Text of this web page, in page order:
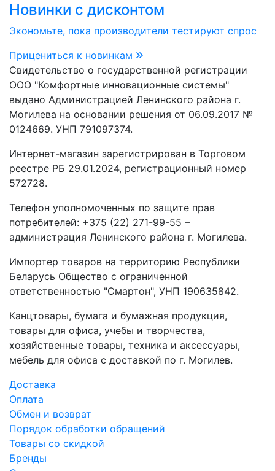
Новинки с дисконтом
Экономьте, пока производители тестируют спрос
Прицениться к новинкам
Свидетельство о государственной регистрации
ООО "Комфортные инновационные системы"
выдано Администрацией Ленинского района г.
Могилева на основании решения от 06.09.2017 №
0124669. УНП 791097374.
Интернет-магазин зарегистрирован в Торговом
реестре РБ 29.01.2024, регистрационный номер
572728.
Телефон уполномоченных по защите прав
потребителей: +375 (22) 271-99-55 –
администрация Ленинского района г. Могилева.
Импортер товаров на территорию Республики
Беларусь Общество с ограниченной
ответственностью "Смартон", УНП 190635842.
Канцтовары, бумага и бумажная продукция,
товары для офиса, учебы и творчества,
хозяйственные товары, техника и аксессуары,
мебель для офиса с доставкой по г. Могилев.
Доставка
Оплата
Обмен и возврат
Порядок обработки обращений
Товары со скидкой
Бренды